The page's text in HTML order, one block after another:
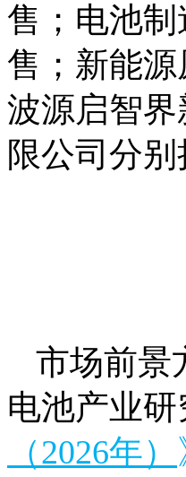
售；电池
售；新能
波源启智
限公司分
市场前景
电池产业
（2026年）